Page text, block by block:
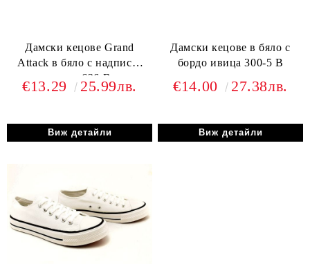
Дамски кецове Grand
Attack в бяло с надписи,
модел 626 B
€13.29 25.99лв.
Виж детайли
Дамски кецове в бяло с
бордо ивица 300-5 B
€14.00 27.38лв.
Виж детайли